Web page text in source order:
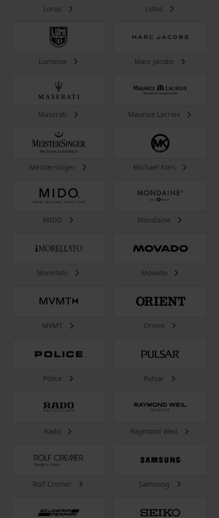
Lorus Lotus
Luminox Marc Jacobs
Maserati Maurice Lacroix
Meistersinger Michael Kors
MIDO Mondaine
Morellato Movado
MVMT Orient
Police Pulsar
Rado Raymond Weil
Rolf Cremer Samsung